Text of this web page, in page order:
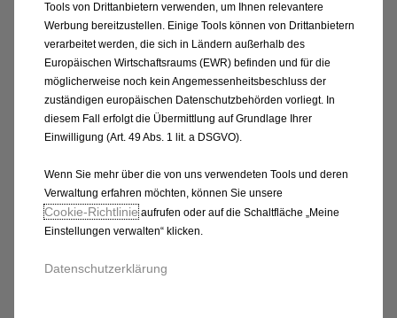
ELECTRIC MIT ELEKTRO
ANTRIEB VON AUTO
GERLACH
WESTERWALD GMBH
Tools von Drittanbietern verwenden, um Ihnen relevantere
Werbung bereitzustellen. Einige Tools können von Drittanbietern
verarbeitet werden, die sich in Ländern außerhalb des
Europäischen Wirtschaftsraums (EWR) befinden und für die
möglicherweise noch kein Angemessenheitsbeschluss der
zuständigen europäischen Datenschutzbehörden vorliegt. In
diesem Fall erfolgt die Übermittlung auf Grundlage Ihrer
Einwilligung (Art. 49 Abs. 1 lit. a DSGVO).
Wenn Sie mehr über die von uns verwendeten Tools und deren
Verwaltung erfahren möchten, können Sie unsere
Cookie‑Richtlinieaufrufen oder auf die Schaltfläche „Meine
Einstellungen verwalten“ klicken.
Datenschutzerklärung